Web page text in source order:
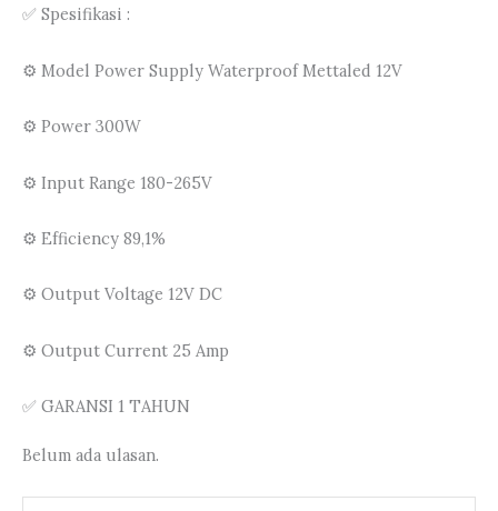
✅ Spesifikasi :
⚙️ Model Power Supply Waterproof Mettaled 12V
⚙️ Power 300W
⚙️ Input Range 180-265V
⚙️ Efficiency 89,1%
⚙️ Output Voltage 12V DC
⚙️ Output Current 25 Amp
✅ GARANSI 1 TAHUN
Belum ada ulasan.